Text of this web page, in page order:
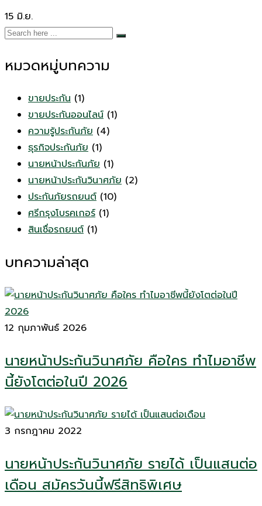
15 มิ.ย.
หมวดหมู่บทความ
ขายประกัน (1)
ขายประกันออนไลน์ (1)
ความรู้ประกันภัย (4)
ธุรกิจประกันภัย (1)
นายหน้าประกันภัย (1)
นายหน้าประกันวินาศภัย (2)
ประกันภัยรถยนต์ (10)
ศรีกรุงโบรคเกอร์ (1)
สินเชื่อรถยนต์ (1)
บทความล่าสุด
12 กุมภาพันธ์ 2026
นายหน้าประกันวินาศภัย คือใคร ทำไมอาชีพ
นี้ยังโตต่อในปี 2026
3 กรกฎาคม 2022
นายหน้าประกันวินาศภัย รายได้ เป็นแสนต่อ
เดือน สมัครวันนี้ฟรีสิทธิพิเศษ